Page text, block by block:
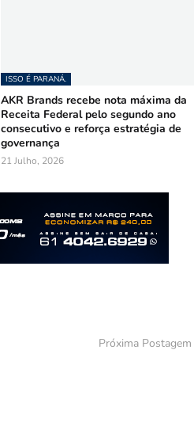
ISSO É PARANÁ.
AKR Brands recebe nota máxima da
Receita Federal pelo segundo ano
consecutivo e reforça estratégia de
governança
21 Julho, 2026
Próxima Postagem